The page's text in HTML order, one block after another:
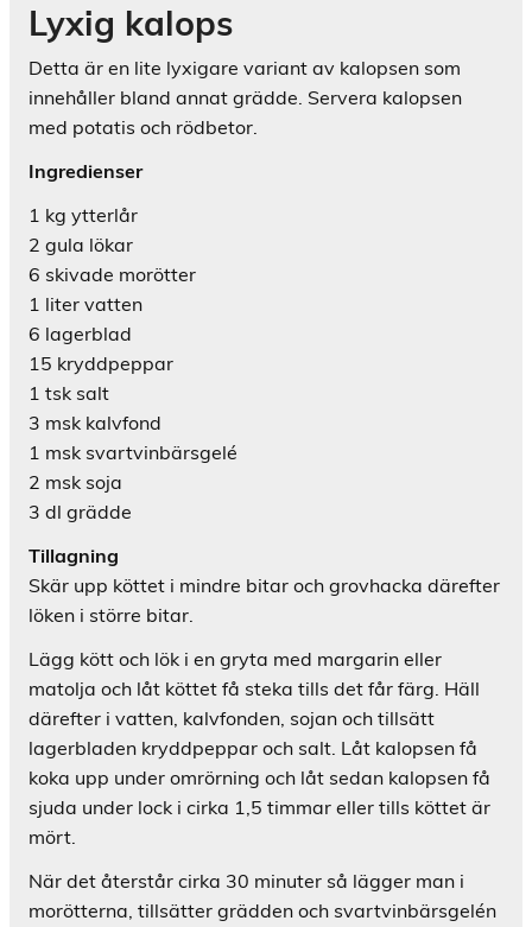
Lyxig kalops
Detta är en lite lyxigare variant av kalopsen som
innehåller bland annat grädde. Servera kalopsen
med potatis och rödbetor.
Ingredienser
1 kg ytterlår
2 gula lökar
6 skivade morötter
1 liter vatten
6 lagerblad
15 kryddpeppar
1 tsk salt
3 msk kalvfond
1 msk svartvinbärsgelé
2 msk soja
3 dl grädde
Tillagning
Skär upp köttet i mindre bitar och grovhacka därefter
löken i större bitar.
Lägg kött och lök i en gryta med margarin eller
matolja och låt köttet få steka tills det får färg. Häll
därefter i vatten, kalvfonden, sojan och tillsätt
lagerbladen kryddpeppar och salt. Låt kalopsen få
koka upp under omrörning och låt sedan kalopsen få
sjuda under lock i cirka 1,5 timmar eller tills köttet är
mört.
När det återstår cirka 30 minuter så lägger man i
morötterna, tillsätter grädden och svartvinbärsgelén